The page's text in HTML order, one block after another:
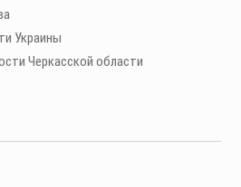
Украины
Черкасской области